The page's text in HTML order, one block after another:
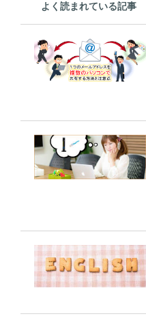
よく読まれている記事